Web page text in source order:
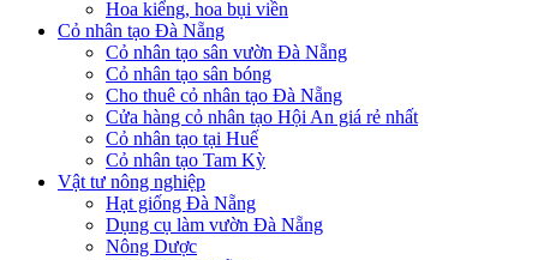
Hoa kiểng, hoa bụi viền
Cỏ nhân tạo Đà Nẵng
Cỏ nhân tạo sân vườn Đà Nẵng
Cỏ nhân tạo sân bóng
Cho thuê cỏ nhân tạo Đà Nẵng
Cửa hàng cỏ nhân tạo Hội An giá rẻ nhất
Cỏ nhân tạo tại Huế
Cỏ nhân tạo Tam Kỳ
Vật tư nông nghiệp
Hạt giống Đà Nẵng
Dụng cụ làm vườn Đà Nẵng
Nông Dược